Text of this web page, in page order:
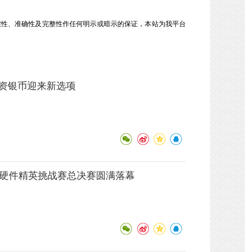
、准确性及完整性作任何明示或暗示的保证，本站为我平台
银币迎来新选项
件精英挑战赛总决赛圆满落幕